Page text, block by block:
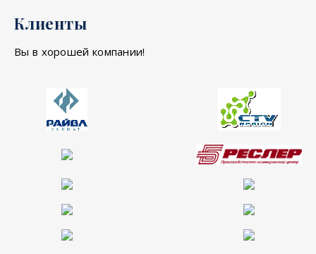
Клиенты
Вы в хорошей компании!